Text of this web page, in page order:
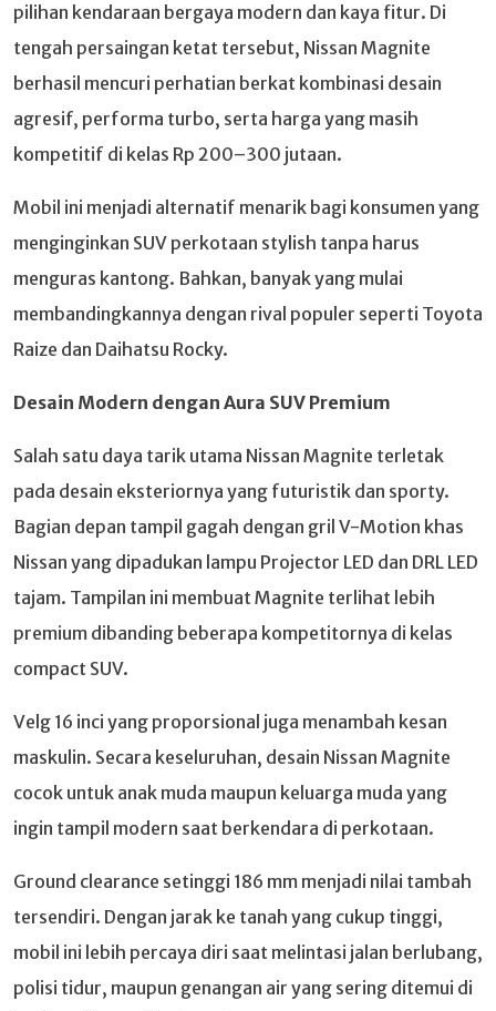
pilihan kendaraan bergaya modern dan kaya fitur. Di
tengah persaingan ketat tersebut, Nissan Magnite
berhasil mencuri perhatian berkat kombinasi desain
agresif, performa turbo, serta harga yang masih
kompetitif di kelas Rp 200–300 jutaan.
Mobil ini menjadi alternatif menarik bagi konsumen yang
menginginkan SUV perkotaan stylish tanpa harus
menguras kantong. Bahkan, banyak yang mulai
membandingkannya dengan rival populer seperti Toyota
Raize dan Daihatsu Rocky.
Desain Modern dengan Aura SUV Premium
Salah satu daya tarik utama Nissan Magnite terletak
pada desain eksteriornya yang futuristik dan sporty.
Bagian depan tampil gagah dengan gril V-Motion khas
Nissan yang dipadukan lampu Projector LED dan DRL LED
tajam. Tampilan ini membuat Magnite terlihat lebih
premium dibanding beberapa kompetitornya di kelas
compact SUV.
Velg 16 inci yang proporsional juga menambah kesan
maskulin. Secara keseluruhan, desain Nissan Magnite
cocok untuk anak muda maupun keluarga muda yang
ingin tampil modern saat berkendara di perkotaan.
Ground clearance setinggi 186 mm menjadi nilai tambah
tersendiri. Dengan jarak ke tanah yang cukup tinggi,
mobil ini lebih percaya diri saat melintasi jalan berlubang,
polisi tidur, maupun genangan air yang sering ditemui di